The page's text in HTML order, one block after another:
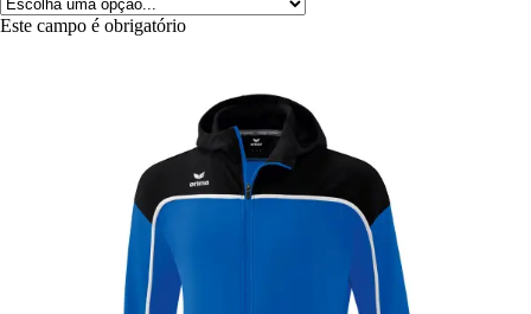
Este campo é obrigatório